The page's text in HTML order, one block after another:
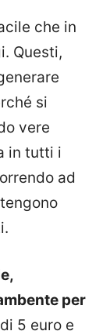
che in
Questi,
si
vere
in tutti i
ad
per
5 euro e